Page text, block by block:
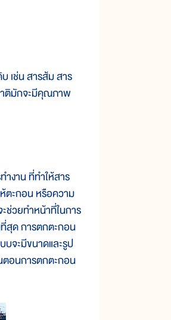
เช่น สารส้ม สาร
ติมักจะมีคุณภาพ
งาน ที่ทำให้สาร
ตะกอน หรือความ
ช่วยทำหน้าที่ในการ
สุด การตกตะกอน
จะมีขนาดและรูป
ตอนการตกตะกอน